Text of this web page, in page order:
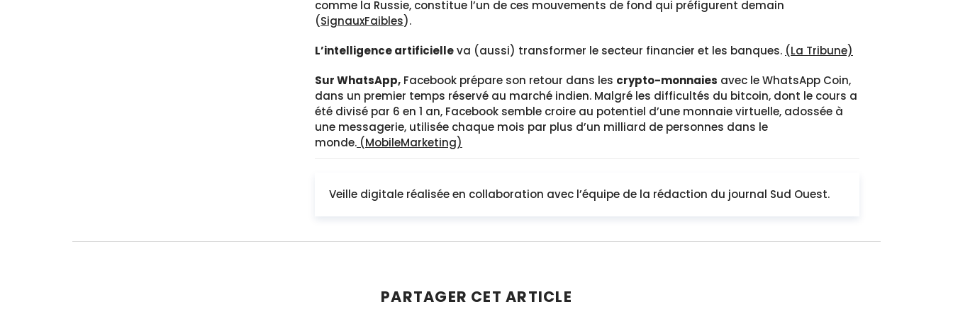
comme la Russie, constitue l’un de ces mouvements de fond qui préfigurent demain
(SignauxFaibles).
L’intelligence artificielleva (aussi) transformer le secteur financier et les banques. (La Tribune)
Sur WhatsApp, Facebook prépare son retour dans les crypto-monnaies avec le WhatsApp Coin,
dans un premier temps réservé au marché indien. Malgré les difficultés du bitcoin, dont le cours a
été divisé par 6 en 1 an, Facebook semble croire au potentiel d’une monnaie virtuelle, adossée à
une messagerie, utilisée chaque mois par plus d’un milliard de personnes dans le
monde. (MobileMarketing)
Veille digitale réalisée en collaboration avec l’équipe de la rédaction du journal Sud Ouest.
PARTAGER CET ARTICLE